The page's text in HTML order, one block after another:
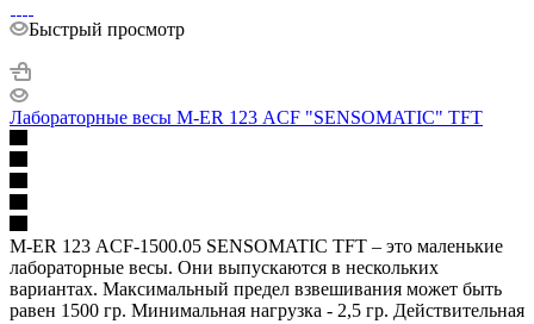
Быстрый просмотр
Лабораторные весы M-ER 123 АCF "SENSOMATIC" TFT
M-ER 123 АCF-1500.05 SENSOMATIC TFT – это маленькие
лабораторные весы. Они выпускаются в нескольких
вариантах. Максимальный предел взвешивания может быть
равен 1500 гр. Минимальная нагрузка - 2,5 гр. Действительная